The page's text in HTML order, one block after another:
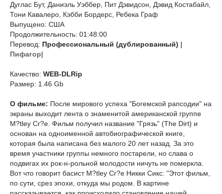
Дуглас Бут, Даниэль Уэббер, Пит Дэвидсон, Дэвид Костабайл,
Тони Кавалеро, Кэбби Бордерс, Ребека Граф
Выпущено: США
Продолжительность: 01:48:00
Перевод: Профессиональный (дублированный) |
Пифагор|
Качество: WEB-DLRip
Размер: 1.46 Gb
О фильме: После мирового успеха "Богемской рапсодии" на
экраны выходит лента о знаменитой американской группе
M?tley Cr?e. Фильм получил название "Грязь" (The Dirt) и
основан на одноименной автобиографической книге,
которая была написана без малого 20 лет назад. За это
время участники группы немного постарели, но слава о
подвигах их рок-н-рольной молодости ничуть не померкла.
Вот что говорит басист M?tley Cr?e Никки Сикс: "Этот фильм,
по сути, срез эпохи, откуда мы родом. В картине